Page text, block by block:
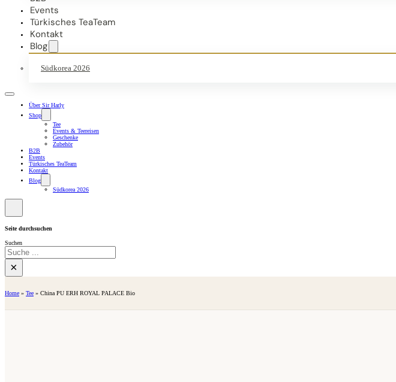
Events
Türkisches TeaTeam
Kontakt
Blog
Südkorea 2026
Über Sir Harly
Shop
Tee
Events & Teereisen
Geschenke
Zubehör
B2B
Events
Türkisches TeaTeam
Kontakt
Blog
Südkorea 2026
Seite durchsuchen
Suchen
×
Home » Tee » China PU ERH ROYAL PALACE Bio